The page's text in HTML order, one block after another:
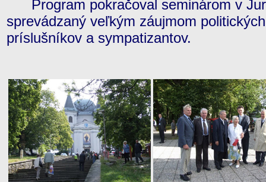
Program pokračoval seminárom v
sprevádzaný veľkým záujmom
príslušníkov a sympatizantov.